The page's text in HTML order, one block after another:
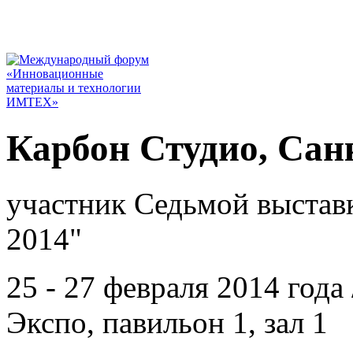
Карбон Студио,
участник Седьмой
2014"
25 - 27 февраля 2014
Экспо, павильон 1, зал 1